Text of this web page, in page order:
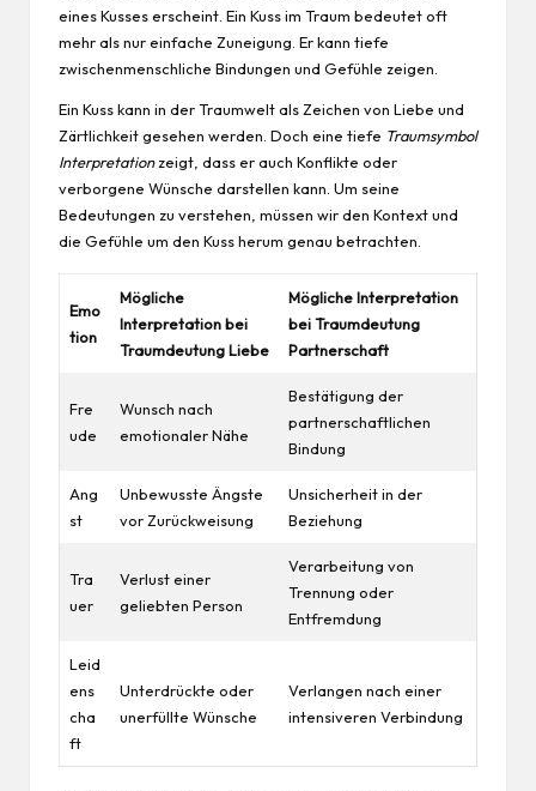
eines Kusses erscheint. Ein Kuss im Traum bedeutet oft
mehr als nur einfache Zuneigung. Er kann tiefe
zwischenmenschliche Bindungen und Gefühle zeigen.
Ein Kuss kann in der Traumwelt als Zeichen von Liebe und
Zärtlichkeit gesehen werden. Doch eine tiefe Traumsymbol
Interpretationzeigt, dass er auch Konflikte oder
verborgene Wünsche darstellen kann. Um seine
Bedeutungen zu verstehen, müssen wir den Kontext und
die Gefühle um den Kuss herum genau betrachten.
Emo
tion
Mögliche
Interpretation bei
Traumdeutung Liebe
Mögliche Interpretation
bei Traumdeutung
Partnerschaft
Fre
ude
Wunsch nach
emotionaler Nähe
Bestätigung der
partnerschaftlichen
Bindung
Ang
st
Unbewusste Ängste
vor Zurückweisung
Unsicherheit in der
Beziehung
Tra
uer
Verlust einer
geliebten Person
Verarbeitung von
Trennung oder
Entfremdung
Leid
ens
cha
ft
Unterdrückte oder
unerfüllte Wünsche
Verlangen nach einer
intensiveren Verbindung